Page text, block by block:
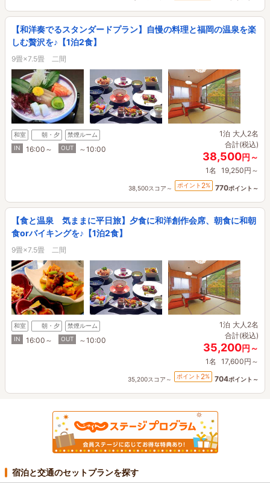
【和洋奏でるスタンダードプラン】自慢の料理と福岡の温泉を楽
しむ贅沢を♪【1泊2食】
9畳×7.5畳 二間
和室 朝・夕
禁煙ルーム
IN
16:00～ OUT ～10:00
1泊 大人2名
合計(税込)
38,500円～
1名 19,250円～
38,500スコア～ ポイント 2% 770ポイント～
【食と温泉 気ままに平日旅】夕食に和洋創作会席、朝食に和朝
食orバイキングを♪【1泊2食】
9畳×7.5畳 二間
和室 朝・夕
禁煙ルーム
IN
16:00～ OUT ～10:00
1泊 大人2名
合計(税込)
35,200円～
1名 17,600円～
35,200スコア～ ポイント 2% 704ポイント～
宿泊と交通のセットプランを探す